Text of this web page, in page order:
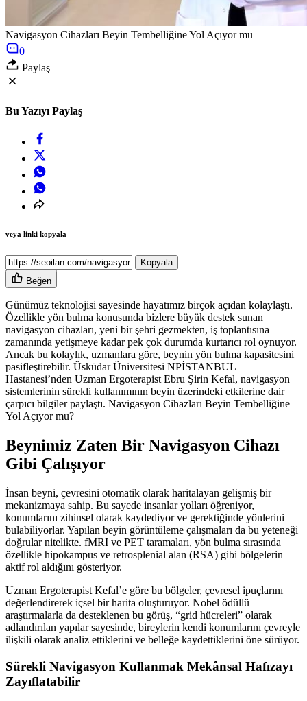
Navigasyon Cihazları Beyin Tembelliğine Yol Açıyor mu
0
Paylaş
Bu Yazıyı Paylaş
veya linki kopyala
Kopyala
Beğen
Günümüz teknolojisi sayesinde hayatımız birçok açıdan kolaylaştı.
Özellikle yön bulma konusunda bizlere büyük destek sunan
navigasyon cihazları, yeni bir şehri gezmekten, iş toplantısına
zamanında yetişmeye kadar pek çok durumda kurtarıcı rol oynuyor.
Ancak bu kolaylık, uzmanlara göre, beynin yön bulma kapasitesini
pasifleştirebilir. Üsküdar Üniversitesi NPİSTANBUL
Hastanesi’nden Uzman Ergoterapist Ebru Şirin Kefal, navigasyon
sistemlerinin sürekli kullanımının beyin üzerindeki etkilerine dair
çarpıcı bilgiler paylaştı. Navigasyon Cihazları Beyin Tembelliğine
Yol Açıyor mu?
Beynimiz Zaten Bir Navigasyon Cihazı
Gibi Çalışıyor
İnsan beyni, çevresini otomatik olarak haritalayan gelişmiş bir
mekanizmaya sahip. Bu sayede insanlar yolları öğreniyor,
konumlarını zihinsel olarak kaydediyor ve gerektiğinde yönlerini
bulabiliyorlar. Yapılan beyin görüntüleme çalışmaları da bu yeteneği
doğrular nitelikte. fMRI ve PET taramaları, yön bulma sırasında
özellikle hipokampus ve retrosplenial alan (RSA) gibi bölgelerin
aktif rol aldığını gösteriyor.
Uzman Ergoterapist Kefal’e göre bu bölgeler, çevresel ipuçlarını
değerlendirerek içsel bir harita oluşturuyor. Nobel ödüllü
araştırmalarla da desteklenen bu görüş, “grid hücreleri” olarak
adlandırılan yapılar sayesinde, bireylerin kendi konumlarını çevreyle
ilişkili olarak analiz ettiklerini ve belleğe kaydettiklerini öne sürüyor.
Sürekli Navigasyon Kullanmak Mekânsal Hafızayı
Zayıflatabilir